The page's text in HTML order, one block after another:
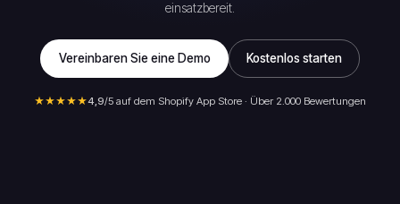
einsatzbereit.
Vereinbaren Sie eine Demo Kostenlos starten
★★★★★4,9/5 auf dem Shopify App Store · Über 2.000 Bewertungen